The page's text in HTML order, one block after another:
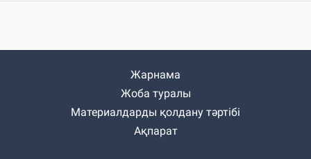
Жарнама
Жоба туралы
Материалдарды қолдану тәртібі
Ақпарат